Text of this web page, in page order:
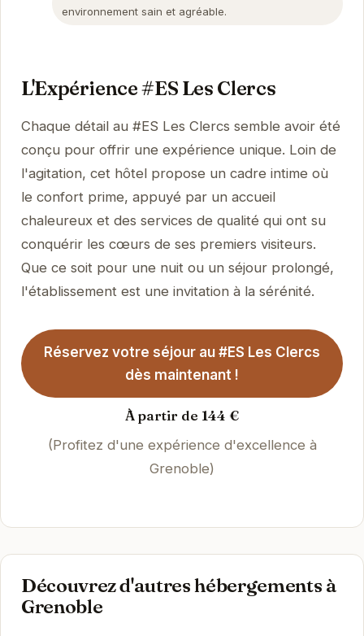
environnement sain et agréable.
L'Expérience #ES Les Clercs
Chaque détail au #ES Les Clercs semble avoir été
conçu pour offrir une expérience unique. Loin de
l'agitation, cet hôtel propose un cadre intime où
le confort prime, appuyé par un accueil
chaleureux et des services de qualité qui ont su
conquérir les cœurs de ses premiers visiteurs.
Que ce soit pour une nuit ou un séjour prolongé,
l'établissement est une invitation à la sérénité.
Réservez votre séjour au #ES Les Clercs
dès maintenant !
À partir de 144 €
(Profitez d'une expérience d'excellence à
Grenoble)
Découvrez d'autres hébergements à
Grenoble